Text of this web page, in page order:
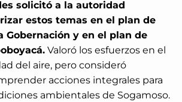
solicitó a la autoridad
estos temas en el plan de
Gobernación y en el plan de
Valoró los esfuerzos en el
del aire, pero consideró
acciones integrales para
ambientales de Sogamoso.